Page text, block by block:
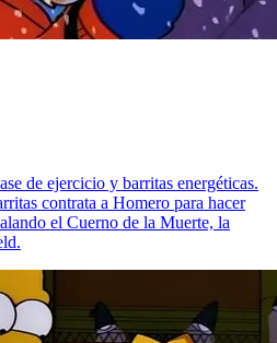
de ejercicio y barritas energéticas.
contrata a Homero para hacer
el Cuerno de la Muerte, la